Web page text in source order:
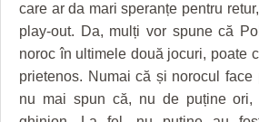
ZÂMBETE AMARE
GRĂDINA TAICII DOMNULUI
ZIARISTU’ DE TERASĂ
CULTURA
UNDE MERGEM
MAI MULTE
ANUNŢURI
care ar da mari speranțe pentru
play-out. Da, mulți vor spune că
noroc în ultimele două jocuri, poate
prietenos. Numai că și norocul
nu mai spun că, nu de puține